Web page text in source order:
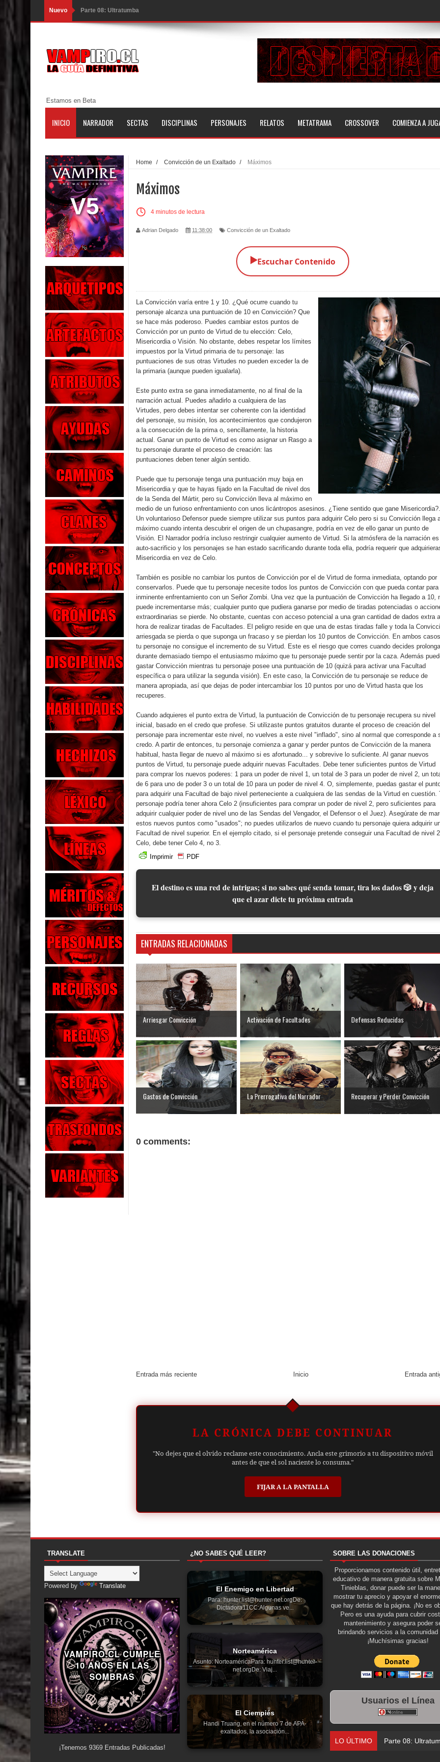
Nuevo Parte 08: Ultratumba
Parte 07: Asuntos que Resolver
Parte 06: El Trato con los Muertos
Parte 05: Sitiados
Parte 01: Escondido a Plena Luz
Parte 02: El Enemigo de mi Enemigo
Parte 06: Coletazos
Parte 05: Los Horrores del Infierno
Parte 04: Oídos Sordos
Parte 03: La Traición
Parte 02: Vuelve el Hijo Prodigo
Parte 01: El Comienzo
Parte 01: El Enemigo Interior
Exaltados y Muertos Vivientes
Los Muertos se Levantan (Relato)
Los Monstruos más Buscados
Parte 09: Los Muertos Cuentan Cuentos
Estamos en Beta
INICIO NARRADOR SECTAS DISCIPLINAS PERSONAJES RELATOS METATRAMA CROSSOVER COMIENZA A
V5
Home / Convicción de un Exaltado / Máximos
Máximos
4 minutos de lectura
Adrian Delgado 11:38:00 Convicción de un Exaltado
▶️Escuchar Contenido
La Convicción varía entre 1 y 10. ¿Qué ocurre cuando tu
personaje alcanza una puntuación de 10 en Convicción? Que
se hace más poderoso. Puedes cambiar estos puntos de
Convicción por un punto de Virtud de tu elección: Celo,
Misericordia o Visión. No obstante, debes respetar los límites
impuestos por la Virtud primaria de tu personaje: las
puntuaciones de sus otras Virtudes no pueden exceder la de
la primaria (aunque pueden igualarla).
Este punto extra se gana inmediatamente, no al final de la
narración actual. Puedes añadirlo a cualquiera de las
Virtudes, pero debes intentar ser coherente con la identidad
del personaje, su misión, los acontecimientos que condujeron
a la consecución de la prima o, sencillamente, la historia
actual. Ganar un punto de Virtud es como asignar un Rasgo a
tu personaje durante el proceso de creación: las
puntuaciones deben tener algún sentido.
Puede que tu personaje tenga una puntuación muy baja en
Misericordia y que te hayas fijado en la Facultad de nivel dos
de la Senda del Mártir, pero su Convicción lleva al máximo en
medio de un furioso enfrentamiento con unos licántropos asesinos. ¿Tiene sentido que gane Misericordia?.
Un voluntarioso Defensor puede siempre utilizar sus puntos para adquirir Celo pero si su Convicción llega
máximo cuando intenta descubrir el origen de un chupasangre, podría en vez de ello ganar un punto de
Visión. El Narrador podría incluso restringir cualquier aumento de Virtud. Si la atmósfera de la narración
auto-sacrificio y los personajes se han estado sacrificando durante toda ella, podría requerir que
Misericordia en vez de Celo.
También es posible no cambiar los puntos de Convicción por el de Virtud de forma inmediata, optando por
conservarlos. Puede que tu personaje necesite todos los puntos de Convicción con que pueda contar para
inminente enfrentamiento con un Señor Zombi. Una vez que la puntuación de Convicción ha llegado a 10,
puede incrementarse más; cualquier punto que pudiera ganarse por medio de tiradas potenciadas o
extraordinarias se pierde. No obstante, cuentas con acceso potencial a una gran cantidad de dados extra
hora de realizar tiradas de Facultades. El peligro reside en que una de estas tiradas falle y toda la
arriesgada se pierda o que suponga un fracaso y se pierdan los 10 puntos de Convicción. En ambos
tu personaje no consigue el incremento de su Virtud. Este es el riesgo que corres cuando decides
durante demasiado tiempo el entusiasmo máximo que tu personaje puede sentir por la caza. Además
gastar Convicción mientras tu personaje posee una puntuación de 10 (quizá para activar una Facultad
específica o para utilizar la segunda visión). En este caso, la Convicción de tu personaje se reduce de
manera apropiada, así que dejas de poder intercambiar los 10 puntos por uno de Virtud hasta que los
recuperes.
Cuando adquieres el punto extra de Virtud, la puntuación de Convicción de tu personaje recupera su nivel
inicial, basado en el credo que profese. Si utilizaste puntos gratuitos durante el proceso de creación del
personaje para incrementar este nivel, no vuelves a este nivel "inflado", sino al normal que corresponde a
credo. A partir de entonces, tu personaje comienza a ganar y perder puntos de Convicción de la manera
habitual, hasta llegar de nuevo al máximo si es afortunado... y sobrevive lo suficiente. Al ganar nuevos
puntos de Virtud, tu personaje puede adquirir nuevas Facultades. Debe tener suficientes puntos de Virtud
para comprar los nuevos poderes: 1 para un poder de nivel 1, un total de 3 para un poder de nivel 2, un
de 6 para uno de poder 3 o un total de 10 para un poder de nivel 4. O, simplemente, puedas gastar el
para adquirir una Facultad de bajo nivel perteneciente a cualquiera de las sendas de la Virtud en cuestión.
personaje podría tener ahora Celo 2 (insuficientes para comprar un poder de nivel 2, pero suficientes para
adquirir cualquier poder de nivel uno de las Sendas del Vengador, el Defensor o el Juez). Asegúrate de
estos nuevos puntos como "usados"; no puedes utilizarlos de nuevo cuando tu personaje quiera adquirir
Facultad de nivel superior. En el ejemplo citado, si el personaje pretende conseguir una Facultad de nivel
Celo, debe tener Celo 4, no 3.
Imprimir
PDF
El destino es una red de intrigas; si no sabes qué senda tomar, tira los dados 🎲 y deja
que el azar dicte tu próxima entrada
ENTRADAS RELACIONADAS
Arriesgar Convicción Activación de Facultades Defensas Reducidas
Gastos de Convicción La Prerrogativa del Narrador Recuperar y Perder Convicción
0 comments:
Entrada más reciente Entrada
Inicio
LA CRÓNICA DEBE CONTINUAR
"No dejes que el olvido reclame este conocimiento. Ancla este grimorio a tu dispositivo móvil
antes de que el sol naciente lo consuma."
FIJAR A LA PANTALLA
TRANSLATE
Powered by Translate
VAMPIRO.CL CUMPLE
10 AÑOS EN LAS
SOMBRAS
¡Tenemos 9369Entradas Publicadas!
¿NO SABES QUÉ LEER?
El Enemigo en Libertad
Para: hunter.list@hunter-net.orgDe:
Dictadora11CC:Algunas ve...
Norteamérica
Asunto: NorteaméricaPara: hunter.list@hunter-
net.orgDe: Viaj...
El Ciempiés
Handi Truang, en el número 7 de APA-
exaltados, la asociación...
SOBRE LAS DONACIONES
Proporcionamos contenido útil,
educativo de manera gratuita sobre
Tinieblas, donar puede ser la
mostrar tu aprecio y apoyar el
que hay detrás de la página. ¡No es
Pero es una ayuda para cubrir
mantenimiento y asegura poder
brindando servicios a la comunidad
¡Muchísimas gracias!
Usuarios el Línea
LO ÚLTIMO Parte 08: